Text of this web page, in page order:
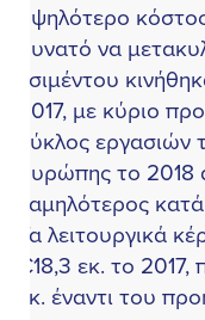
κόστος
να
με κύριο
εργασιών
το 2018
κατά
λειτουργικά
εκ. το 2017,
έναντι του